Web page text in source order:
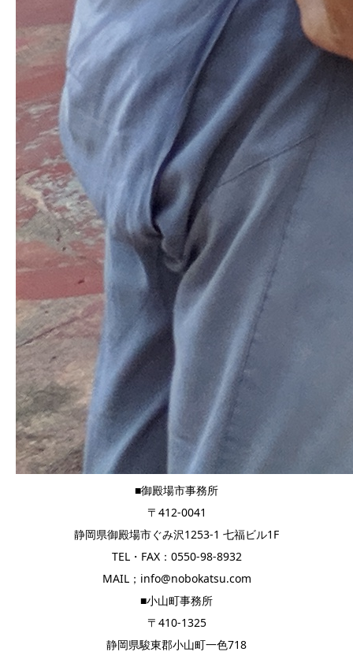
■御殿場市事務所
〒412-0041
静岡県御殿場市ぐみ沢1253-1 七福ビル1F
TEL・FAX：0550-98-8932
MAIL；info@nobokatsu.com
■小山町事務所
〒410-1325
静岡県駿東郡小山町一色718